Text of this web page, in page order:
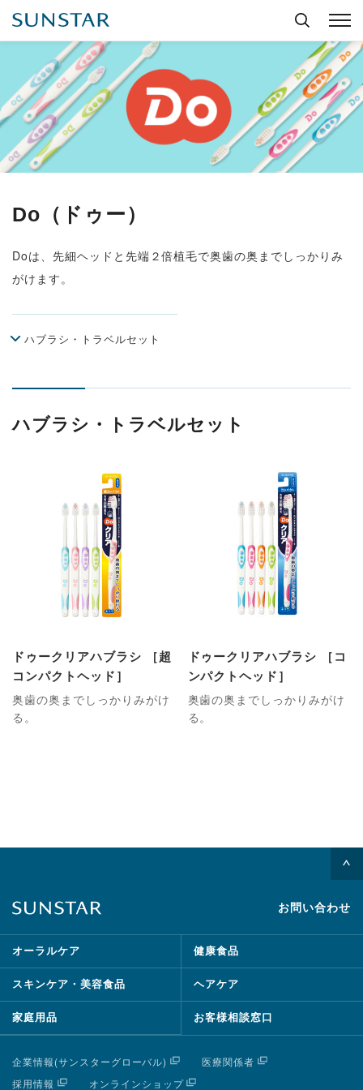
Do（ドゥー）
Doは、先細ヘッドと先端２倍植毛で奥歯の奥までしっかりみ
がけます。
ハブラシ・トラベルセット
ハブラシ・トラベルセット
ドゥークリアハブラシ ［超
コンパクトヘッド］
奥歯の奥までしっかりみがけ
る。
ドゥークリアハブラシ ［コ
ンパクトヘッド］
奥歯の奥までしっかりみがけ
る。
お問い合わせ
オーラルケア 健康食品
スキンケア・美容食品 ヘアケア
家庭用品 お客様相談窓口
企業情報(サンスターグローバル)
医療関係者
採用情報
オンラインショップ